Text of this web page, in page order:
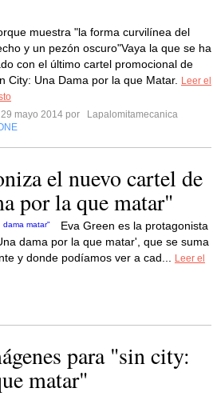
muestra "la forma curvilínea del
y un pezón oscuro"Vaya la que se ha
con el último cartel promocional de
City: Una Dama por la que Matar.
Leer el
29 mayo 2014 por
Lapalomitamecanica
el nuevo cartel de
por la que matar"
Eva Green es la protagonista
dama por la que matar', que se suma
y donde podíamos ver a cad...
Leer el
para "sin city:
matar"